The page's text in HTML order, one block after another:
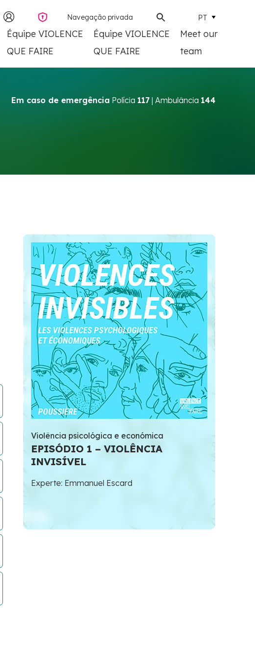
Navegação privada PT
Équipe VIOLENCE
QUE FAIRE
Équipe VIOLENCE
QUE FAIRE
Meet our
team
Em caso de emergência Polícia 117 | Ambulância 144
Violência psicológica e económica
EPISÓDIO 1 – VIOLÊNCIA
INVISÍVEL
Experte: Emmanuel Escard